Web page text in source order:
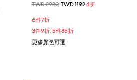
價格扣減從
TWD 2980 至
TWD 11924折
6件7折
3件9折; 5件85折
更多顏色可選